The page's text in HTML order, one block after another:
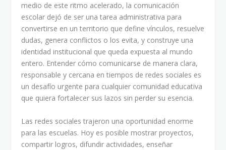
medio de este ritmo acelerado, la comunicación
escolar dejó de ser una tarea administrativa para
convertirse en un territorio que define vínculos, resuelve
dudas, genera conflictos o los evita, y construye una
identidad institucional que queda expuesta al mundo
entero. Entender cómo comunicarse de manera clara,
responsable y cercana en tiempos de redes sociales es
un desafío urgente para cualquier comunidad educativa
que quiera fortalecer sus lazos sin perder su esencia.
Las redes sociales trajeron una oportunidad enorme
para las escuelas. Hoy es posible mostrar proyectos,
compartir logros, difundir actividades, enseñar